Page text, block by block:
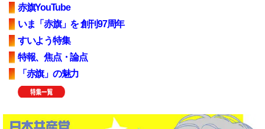
赤旗YouTube
いま「赤旗」を 創刊97周年
すいよう特集
特報、焦点・論点
「赤旗」の魅力